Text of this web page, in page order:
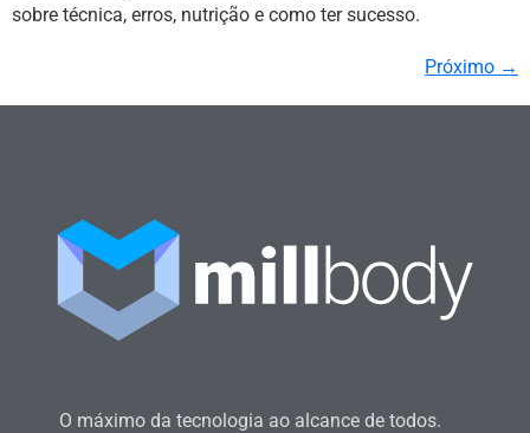
sobre técnica, erros, nutrição e como ter sucesso.
Próximo →
O máximo da tecnologia ao alcance de todos.